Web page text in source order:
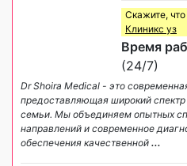
Скажите,
Клиникс уз
Время
(24/7)
Dr Shoira Medical - это
предоставляющая широкий
семьи. Мы объединяем опытных
направлений и современное
обеспечения качественной ...